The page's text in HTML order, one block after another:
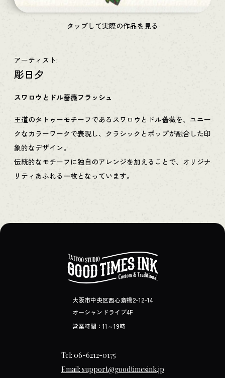
タップして実際の作品を見る
アーティスト:
彫日夕
スワロウとドル薔薇フラッシュ
王道のタトゥーモチーフであるスワロウとドル薔薇を、ユニー
クなカラーワークで表現し、クラシックとポップが融合した印
象的なデザイン。
伝統的なモチーフに独自のアレンジを加えることで、オリジナ
リティあふれる一枚となっています。
大阪市中央区西心斎橋2-12-14
オーシャンドライブ4F
営業時間：11～19時
Tel: 06-6212-0175
Email: support@goodtimesink.jp